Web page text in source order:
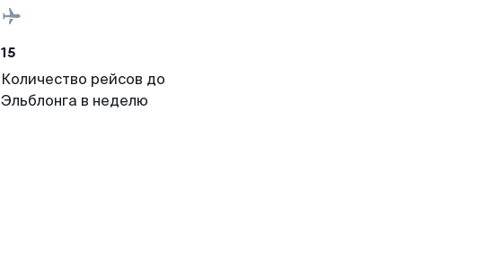
15
Количество рейсов до
Эльблонга в неделю